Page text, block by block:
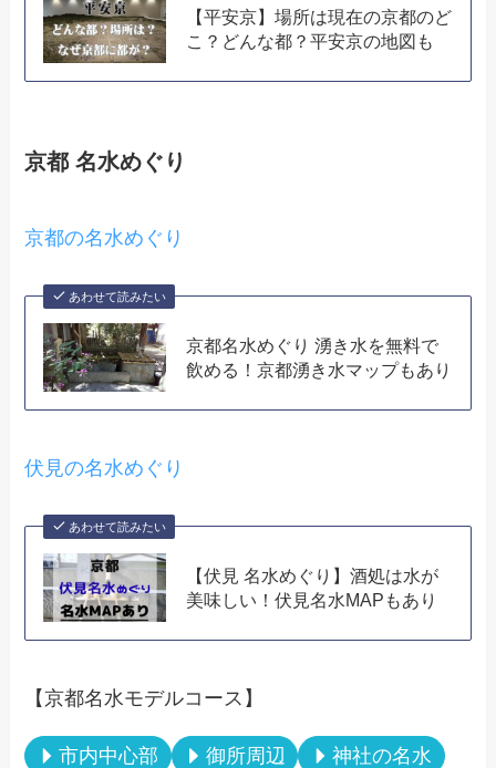
【平安京】場所は現在の京都のど
こ？どんな都？平安京の地図も
京都 名水めぐり
京都の名水めぐり
あわせて読みたい
京都名水めぐり 湧き水を無料で
飲める！京都湧き水マップもあり
伏見の名水めぐり
あわせて読みたい
【伏見 名水めぐり】酒処は水が
美味しい！伏見名水MAPもあり
【京都名水モデルコース】
市内中心部 御所周辺 神社の名水